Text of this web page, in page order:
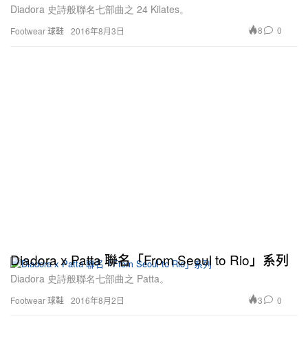
Footwear 球鞋
Diadora 史詩般聯名七部曲之 24 Kilates。
2016年8月3日 8 0
Footwear 球鞋
Diadora x Patta 聯名「From Seoul to Rio」系列
Diadora 史詩般聯名七部曲之 Patta。
2016年8月2日 3 0